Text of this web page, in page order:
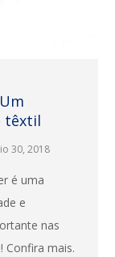
têxtil
30, 2018
é uma
e
nas
Confira mais.